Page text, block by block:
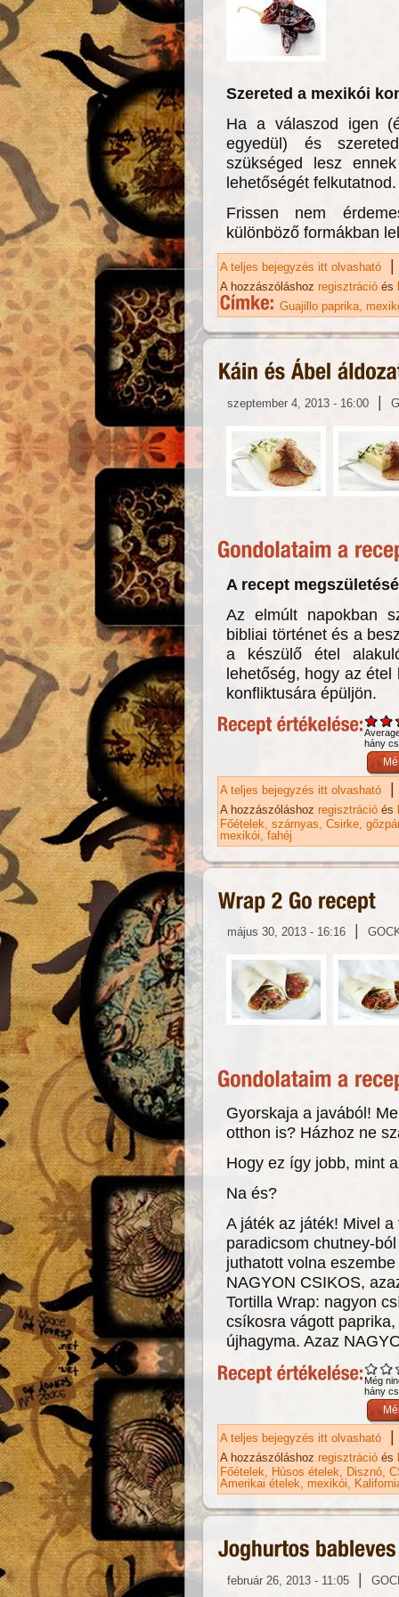
Szereted a mexikói
Ha a válaszod igen
egyedül) és
szükséged lesz
lehetőségét
Frissen nem
különböző formákban
A teljes bejegyzés itt olvasható |
A hozzászóláshoz regisztráció és
Guajillo paprika
szeptember 4, 2013 - 16:00 |
A recept
Az elmúlt napokban
bibliai történet és a
a készülő étel
lehetőség, hogy az
konfliktusára épüljön.
hány
A teljes bejegyzés itt olvasható |
A hozzászóláshoz regisztráció és
Főételek szárnyas Csirke
mexikói fahéj
május 30, 2013 - 16:16 |
Gyorskaja a javából!
otthon is? Házhoz ne
Hogy ez így jobb, mint
Na és?
A játék az játék! Mivel
paradicsom chutney-
juthatott volna
NAGYON CSIKOS,
Tortilla Wrap: nagyon
csíkosra vágott
újhagyma. Azaz
Még
hány
A teljes bejegyzés itt olvasható |
A hozzászóláshoz regisztráció és
Főételek
Húsos ételek Disznó
Amerikai ételek mexikói
február 26, 2013 - 11:05 |